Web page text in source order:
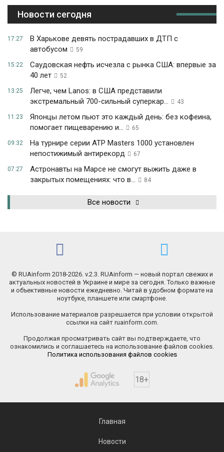
Новости сегодня
17:27
В Харькове девять пострадавших в ДТП с
автобусом
59
15:22
Саудовская нефть исчезла с рынка США: впервые за
40 лет
52
13:25
Легче, чем Lanos: в США представили
экстремальный 700-сильный суперкар...
43
11:23
Японцы летом пьют это каждый день: без кофеина,
помогает пищеварению и...
65
09:32
На турнире серии ATP Masters 1000 установлен
непостижимый антирекорд
67
07:27
Астронавты на Марсе не смогут выжить даже в
закрытых помещениях: что в...
84
Все новости
© RUAinform 2018-2026. v.2.3. RUAinform — новый портал свежих и
актуальных новостей в Украине и мире за сегодня. Только важные
и объективные новости ежедневно. Читай в удобном формате на
ноутбуке, планшете или смартфоне.
Использование материалов разрешается при условии открытой
ссылки на сайт ruainform.com.
Продолжая просматривать сайт вы подтверждаете, что
ознакомились и соглашаетесь на использование файлов cookies.
Политика использования файлов cookies
18+
Главная
Новости